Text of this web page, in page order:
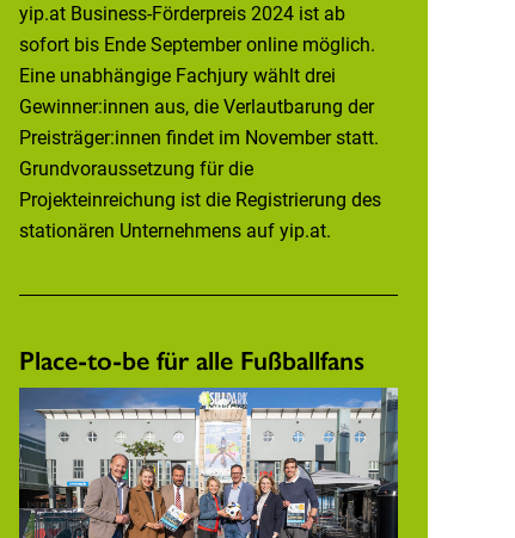
yip.at Business-Förderpreis 2024 ist ab
sofort bis Ende September online möglich.
Eine unabhängige Fachjury wählt drei
Gewinner:innen aus, die Verlautbarung der
Preisträger:innen findet im November statt.
Grundvoraussetzung für die
Projekteinreichung ist die Registrierung des
stationären Unternehmens auf yip.at.
Place-to-be für alle Fußballfans